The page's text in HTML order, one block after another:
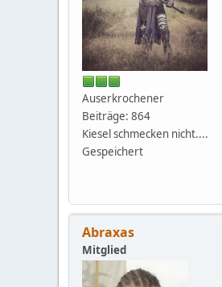
Auserkrochener
Beiträge: 864
Kiesel schmecken nicht....
Gespeichert
Abraxas
Mitglied